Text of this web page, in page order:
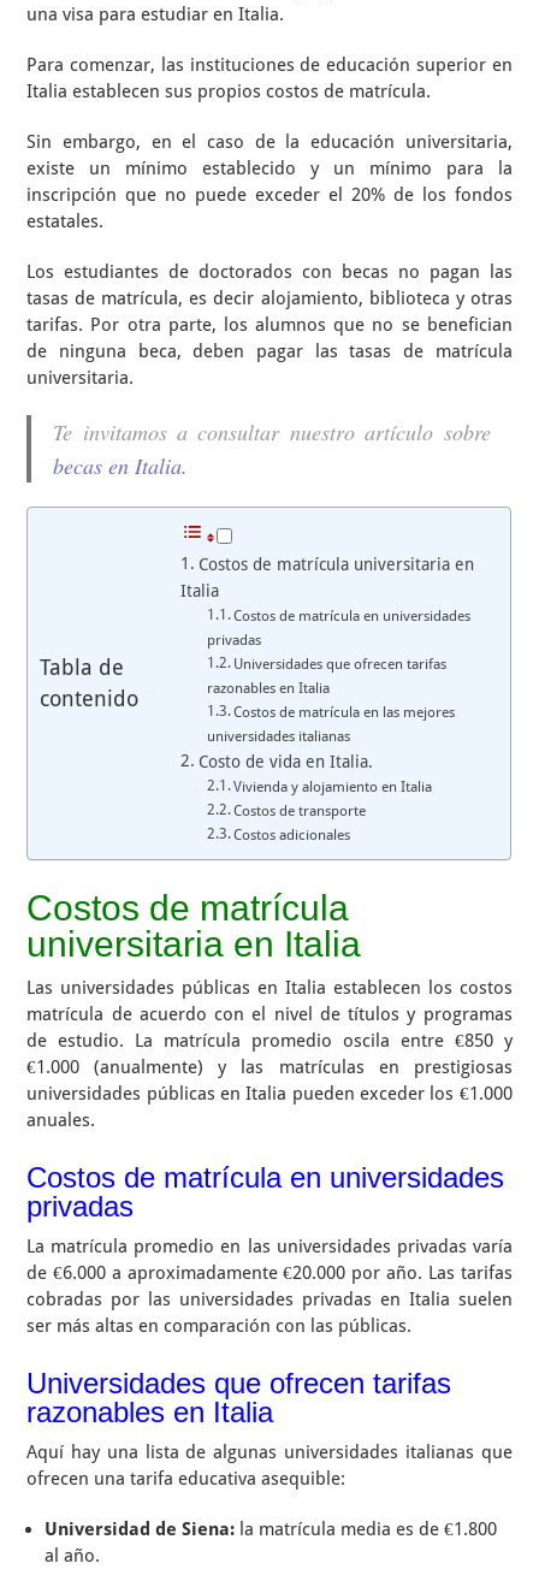
una visa para estudiar en Italia.
Para comenzar, las instituciones de educación superior en
Italia establecen sus propios costos de matrícula.
Sin embargo, en el caso de la educación universitaria,
existe un mínimo establecido y un mínimo para la
inscripción que no puede exceder el 20% de los fondos
estatales.
Los estudiantes de doctorados con becas no pagan las
tasas de matrícula, es decir alojamiento, biblioteca y otras
tarifas. Por otra parte, los alumnos que no se benefician
de ninguna beca, deben pagar las tasas de matrícula
universitaria.
Te invitamos a consultar nuestro artículo sobre
becas en Italia.
Tabla de
contenido
Costos de matrícula universitaria en
Italia
Costos de matrícula en universidades
privadas
Universidades que ofrecen tarifas
razonables en Italia
Costos de matrícula en las mejores
universidades italianas
Costo de vida en Italia.
Vivienda y alojamiento en Italia
Costos de transporte
Costos adicionales
Costos de matrícula
universitaria en Italia
Las universidades públicas en Italia establecen los costos
matrícula de acuerdo con el nivel de títulos y programas
de estudio. La matrícula promedio oscila entre €850 y
€1.000 (anualmente) y las matrículas en prestigiosas
universidades públicas en Italia pueden exceder los €1.000
anuales.
Costos de matrícula en universidades
privadas
La matrícula promedio en las universidades privadas varía
de €6.000 a aproximadamente €20.000 por año. Las tarifas
cobradas por las universidades privadas en Italia suelen
ser más altas en comparación con las públicas.
Universidades que ofrecen tarifas
razonables en Italia
Aquí hay una lista de algunas universidades italianas que
ofrecen una tarifa educativa asequible:
Universidad de Siena: la matrícula media es de €1.800
al año.